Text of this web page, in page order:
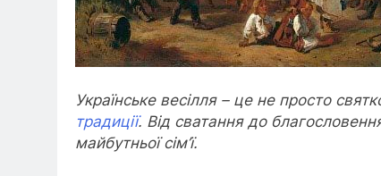
Українське весілля – це не просто
традиції. Від сватання до
майбутньої сім’ї.